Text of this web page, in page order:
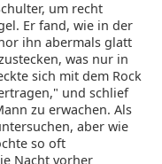
um recht
Er fand, wie in der
ihn abermals glatt
was nur in
sich mit dem Rock
und schlief
zu erwachen. Als
aber wie
so oft
Nacht vorher